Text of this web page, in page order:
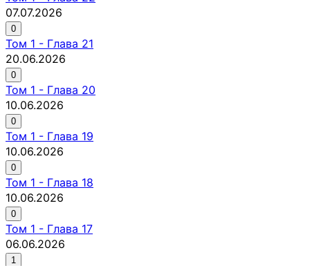
07.07.2026
0
Том 1 - Глава 21
20.06.2026
0
Том 1 - Глава 20
10.06.2026
0
Том 1 - Глава 19
10.06.2026
0
Том 1 - Глава 18
10.06.2026
0
Том 1 - Глава 17
06.06.2026
1